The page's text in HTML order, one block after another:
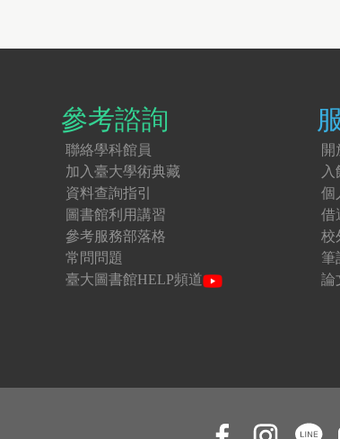
參考諮詢
聯絡學科館員
加入臺大學術典藏
資料查詢指引
圖書館利用講習
參考服務部落格
常問問題
臺大圖書館HELP頻道
開
個
借
校
筆
論